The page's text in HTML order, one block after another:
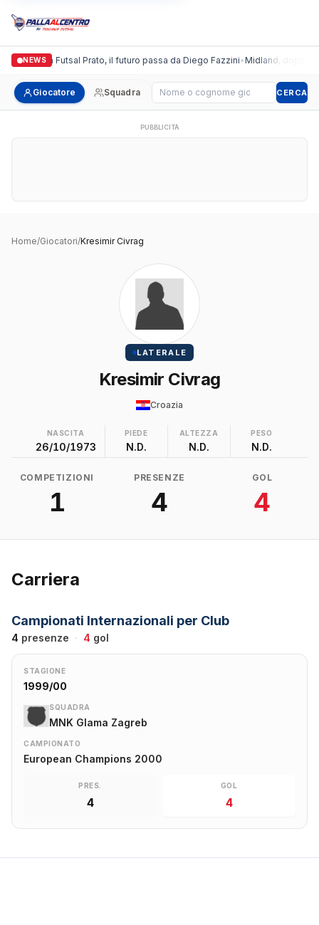
NEWS
Italgronda Futsal Prato, il futuro passa da Diego Fazzini•Midland, doppio
Giocatore Squadra Cerca giocatore CERCA
PUBBLICITÀ
Home/Giocatori/Kresimir Civrag
LATERALE
Kresimir Civrag
Croazia
NASCITA
26/10/1973
PIEDE
N.D.
ALTEZZA
N.D.
PESO
N.D.
COMPETIZIONI
1
PRESENZE
4
GOL
4
Carriera
Campionati Internazionali per Club
4 presenze · 4 gol
STAGIONE
1999/00
SQUADRA
MNK Glama Zagreb
CAMPIONATO
European Champions 2000
PRES.
4
GOL
4